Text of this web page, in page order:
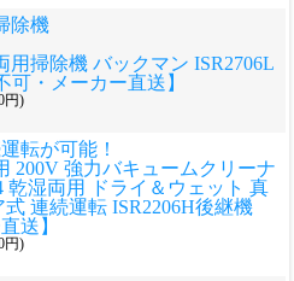
除機
用掃除機 バックマン ISR2706L
可・メーカー直送】
円)
転が可能！
200V 強力バキュームクリーナ
乾湿両用 ドライ＆ウェット 真
連続運転 ISR2206H後継機
送】
円)